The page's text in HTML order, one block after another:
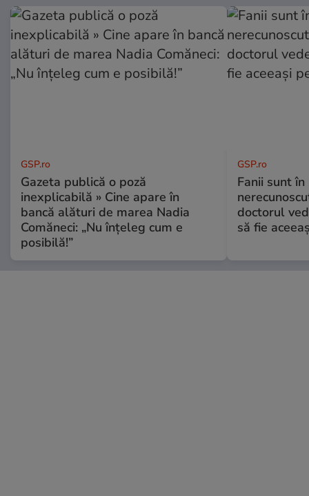
GSP.ro
Gazeta publică o poză
inexplicabilă » Cine apare în
bancă alături de marea Nadia
Comăneci: „Nu înțeleg cum e
posibilă!”
GSP.ro
Fanii sunt în
doctorul
să fie